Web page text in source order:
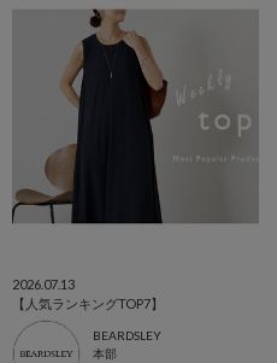
2026.07.13
【人気ランキングTOP7】
BEARDSLEY
本部